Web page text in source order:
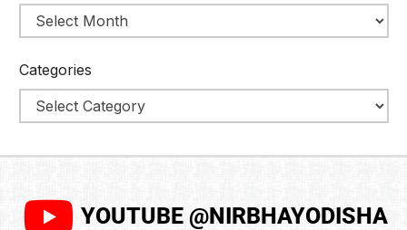
Categories
YOUTUBE @NIRBHAYODISHA